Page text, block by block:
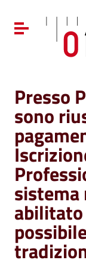
Vai al menu di
Vai al footer
Attiva /
Presso
sono
sistema
abilitato